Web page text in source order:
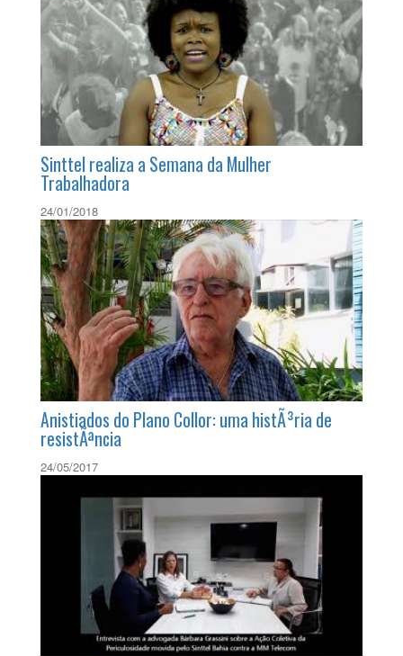
Campanha da Onu Mulheres pelo fim da
violÃªncia contra a mulher
23/11/2016
Sinttel realiza a Semana da Mulher
Trabalhadora
24/01/2018
Anistiados do Plano Collor: uma histÃ³ria de
resistÃªncia
24/05/2017